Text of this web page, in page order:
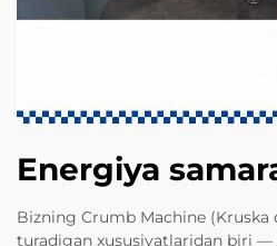
Energiya
Bizning Crumb Machine
turadigan xususiyatlaridan biri —